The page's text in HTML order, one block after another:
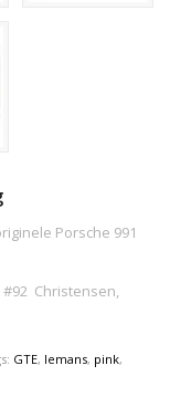
Porsche 991
Christensen,
GTE, lemans, pink,